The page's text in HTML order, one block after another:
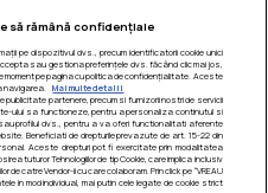
să rămână confidențiale
pe dispozitivul dvs., precum identificatorii cookie unici
sau gestiona preferințele dvs. făcând clic mai jos,
moment pe pagina cu politica de confidențialitate. Aceste
navigarea.
Mai multe detalii
publicitate partenere, precum si furnizorii nostri de servicii
ului sa functioneze, pentru a personaliza continutul si
profilul dvs., pentru a va oferi functionalitati aferente
Beneficiati de drepturile prevazute de art. 15-22 din
Aceste drepturi pot fi exercitate prin modalitatea
tuturor Tehnologiilor de tip Cookie, care implica inclusiv
catre Vendor-ii cu care colaboram. Prin click pe “VREAU
in mod individual, mai putin cele legate de cookie strict